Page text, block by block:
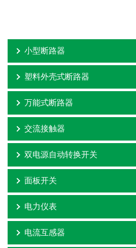
小型断路器
塑料外壳式断路器
万能式断路器
交流接触器
双电源自动转换开关
面板开关
电力仪表
电流互感器